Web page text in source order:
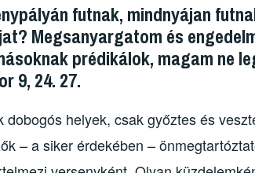
futnak, mindnyájan
Megsanyargatom és
prédikálok, magam ne
9, 24. 27.
helyek, csak győztes és
– a siker érdekében –